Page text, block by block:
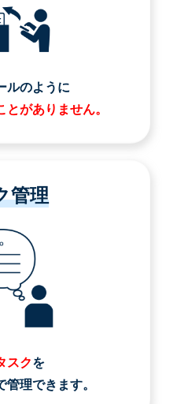
ルのように
がありません。
管理
スクを
理できます。